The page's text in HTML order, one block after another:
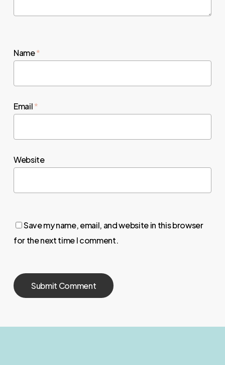
Name*
Email*
Website
Save my name, email, and website in this browser
for the next time I comment.